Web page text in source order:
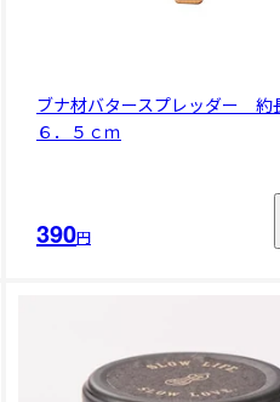
ブナ材バタースプレッダー 約
６．５ｃｍ
390円